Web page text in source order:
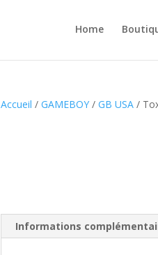
Home
Accueil /GAMEBOY /GB USA /
Informations